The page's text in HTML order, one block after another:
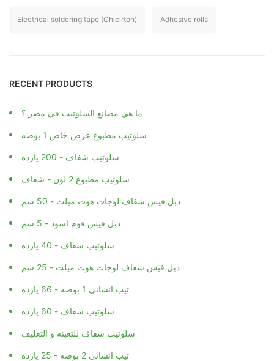
Electrical soldering tape (Chicirton) Adhesive rolls
RECENT PRODUCTS
ما هي مصانع السلوتيب في مصر ؟
سلوتيب مطبوع عرض خاص 1 بوصه
سلوتيب شفاف - 200 يارده
سلوتيب مطبوع 2 لون - شفاف
دبل فيس شفاف لوجات هوت ميلت - 50 سم
دبل فيس فوم اسود - 5 سم
سلوتيب شفاف - 40 يارده
دبل فيس شفاف لوجات هوت ميلت - 25 سم
تيب انشائي 1 بوصه - 66 يارده
سلوتيب شفاف - 60 يارده
سلوتيب شفاف للتعبئه و التغليف
تيب انشائي 2 بوصه - 25 يارده